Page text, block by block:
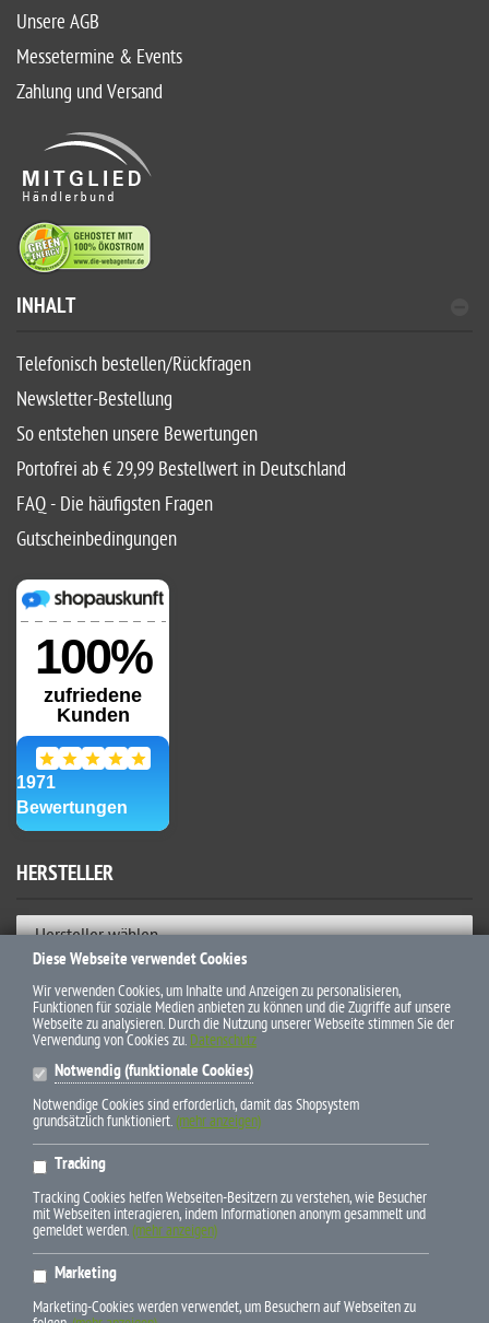
Unsere AGB
Messetermine & Events
Zahlung und Versand
INHALT
Telefonisch bestellen/Rückfragen
Newsletter-Bestellung
So entstehen unsere Bewertungen
Portofrei ab € 29,99 Bestellwert in Deutschland
FAQ - Die häufigsten Fragen
Gutscheinbedingungen
HERSTELLER
Hersteller wählen
ZAHLUNGSWEISEN
* Alle Preise inkl. gesetzl. Mehrwertsteuer zzgl. Versandkosten und
ggf. Nachnahmegebühren, wenn nicht anders beschrieben
Diese Webseite verwendet Cookies
Wir verwenden Cookies, um Inhalte und Anzeigen zu personalisieren,
Funktionen für soziale Medien anbieten zu können und die Zugriffe auf unsere
Webseite zu analysieren. Durch die Nutzung unserer Webseite stimmen Sie der
Verwendung von Cookies zu. Datenschutz
Notwendig (funktionale Cookies)
Notwendige Cookies sind erforderlich, damit das Shopsystem
grundsätzlich funktioniert.(mehr anzeigen)
Tracking
Tracking Cookies helfen Webseiten-Besitzern zu verstehen, wie Besucher
mit Webseiten interagieren, indem Informationen anonym gesammelt und
gemeldet werden.(mehr anzeigen)
Marketing
Marketing-Cookies werden verwendet, um Besuchern auf Webseiten zu